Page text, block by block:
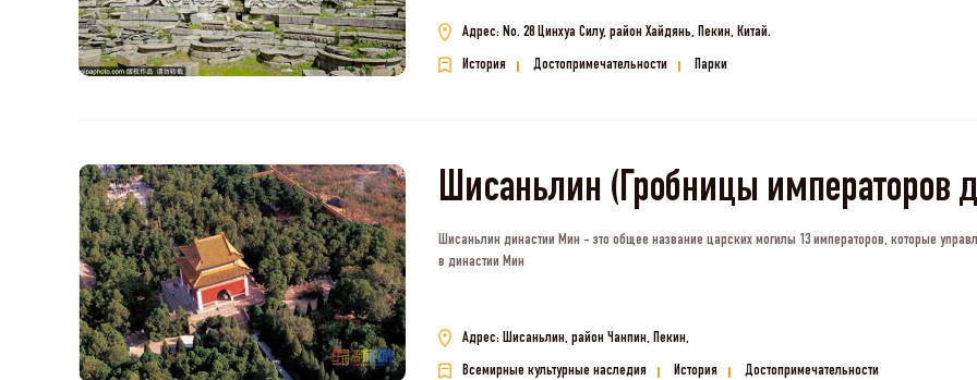
Адрес: No. 28 Цинхуа Силу, район Хайдянь, Пекин, Китай.
История Достопримечательности Парки
Шисаньлин (Гробницы императоров
Шисаньлин династии Мин - это общее название царских могилы 13 императоров, которые
в династии Мин
Адрес: Шисаньлин, район Чанпин, Пекин,
Всемирные культурные наследия История Достопримечательности